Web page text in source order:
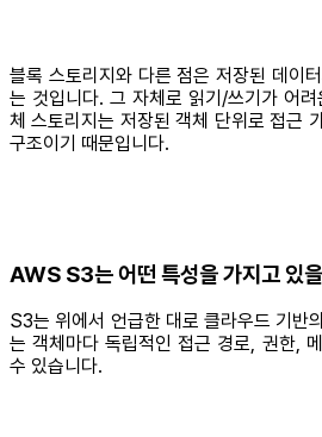
블록 스토리지와 다른 점은 저장된 데이
는 것입니다. 그 자체로 읽기/쓰기가 어
체 스토리지는 저장된 객체 단위로 접근
구조이기 때문입니다.
AWS S3는 어떤 특성을 가지고 있
S3는 위에서 언급한 대로 클라우드 기반
는 객체마다 독립적인 접근 경로, 권한,
수 있습니다.